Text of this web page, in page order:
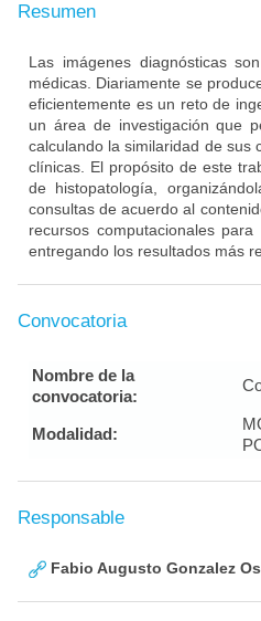
Resumen
Las imágenes diagnósticas
médicas. Diariamente se
eficientemente es un reto de
un área de investigación que
calculando la similaridad de sus
clínicas. El propósito de este
de histopatología,
consultas de acuerdo al
recursos computacionales
entregando los resultados más
Convocatoria
Nombre de la
convocatoria:
Modalidad:
Responsable
Fabio Augusto Gonzalez